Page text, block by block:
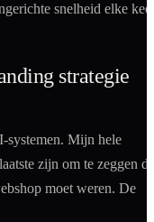
snelheid elke
strategie
Mijn hele
zijn om te zeggen
moet weren. De